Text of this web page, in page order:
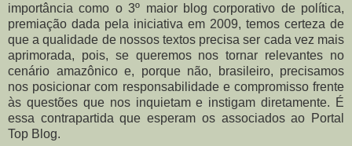
importância como o 3º maior blog corporativo de política,
premiação dada pela iniciativa em 2009, temos certeza de
que a qualidade de nossos textos precisa ser cada vez mais
aprimorada, pois, se queremos nos tornar relevantes no
cenário amazônico e, porque não, brasileiro, precisamos
nos posicionar com responsabilidade e compromisso frente
às questões que nos inquietam e instigam diretamente. É
essa contrapartida que esperam os associados ao Portal
Top Blog.